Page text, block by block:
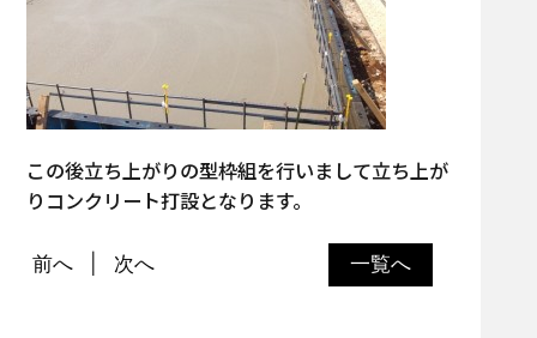
この後立ち上がりの型枠組を行いまして立ち上が
りコンクリート打設となります。
一覧へ
前へ 次へ